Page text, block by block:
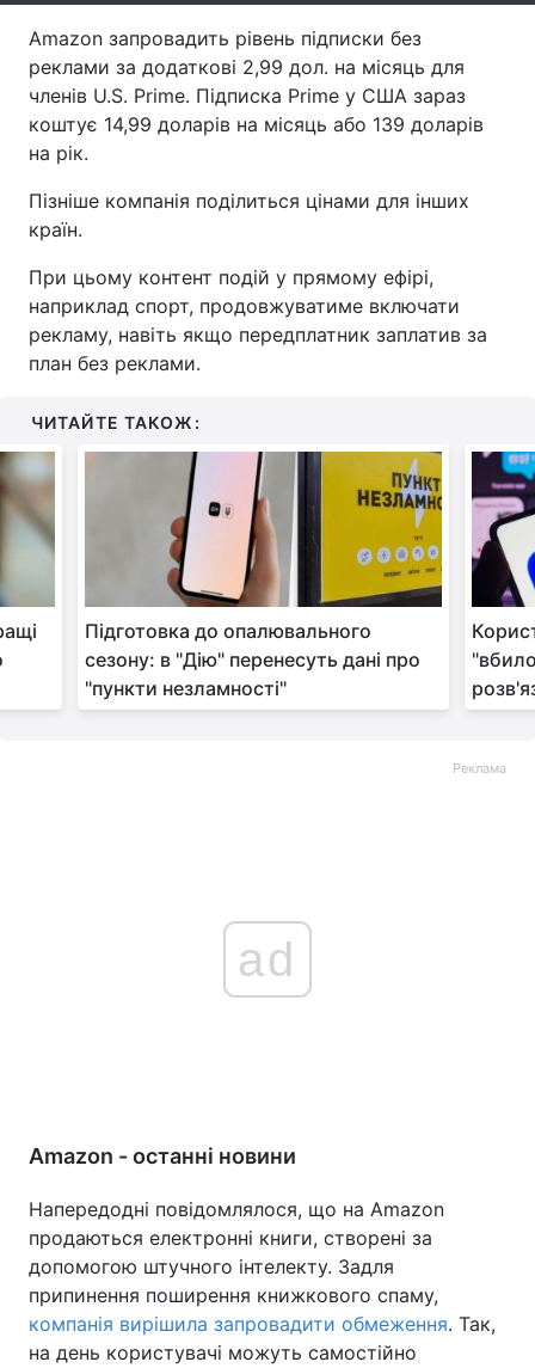
Тема оформлення
Amazon запровадить рівень підписки без
реклами за додаткові 2,99 дол. на місяць для
членів U.S. Prime. Підписка Prime у США зараз
коштує 14,99 доларів на місяць або 139 доларів
на рік.
Пізніше компанія поділиться цінами для інших
країн.
При цьому контент подій у прямому ефірі,
наприклад спорт, продовжуватиме включати
рекламу, навіть якщо передплатник заплатив за
план без реклами.
ЧИТАЙТЕ ТАКОЖ:
Підготовка до опалювального
сезону: в "Дію" перенесуть дані про
"пункти незламності"
Реклама
ad
Amazon - останні новини
Напередодні повідомлялося, що на Amazon
продаються електронні книги, створені за
допомогою штучного інтелекту. Задля
припинення поширення книжкового спаму,
компанія вирішила запровадити обмеження. Так,
на день користувачі можуть самостійно